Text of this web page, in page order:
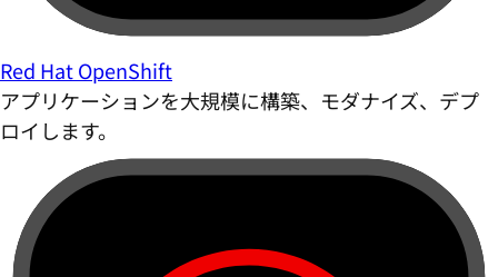
Red Hat OpenShift
アプリケーションを大規模に構築、モダナイズ、デプ
ロイします。